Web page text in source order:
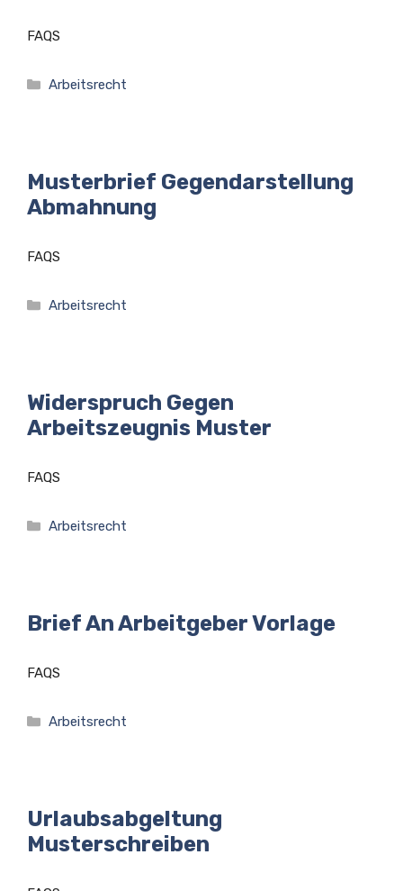
FAQS
Kategorien
Arbeitsrecht
Musterbrief Gegendarstellung
Abmahnung
FAQS
Kategorien
Arbeitsrecht
Widerspruch Gegen
Arbeitszeugnis Muster
FAQS
Kategorien
Arbeitsrecht
Brief An Arbeitgeber Vorlage
FAQS
Kategorien
Arbeitsrecht
Urlaubsabgeltung
Musterschreiben